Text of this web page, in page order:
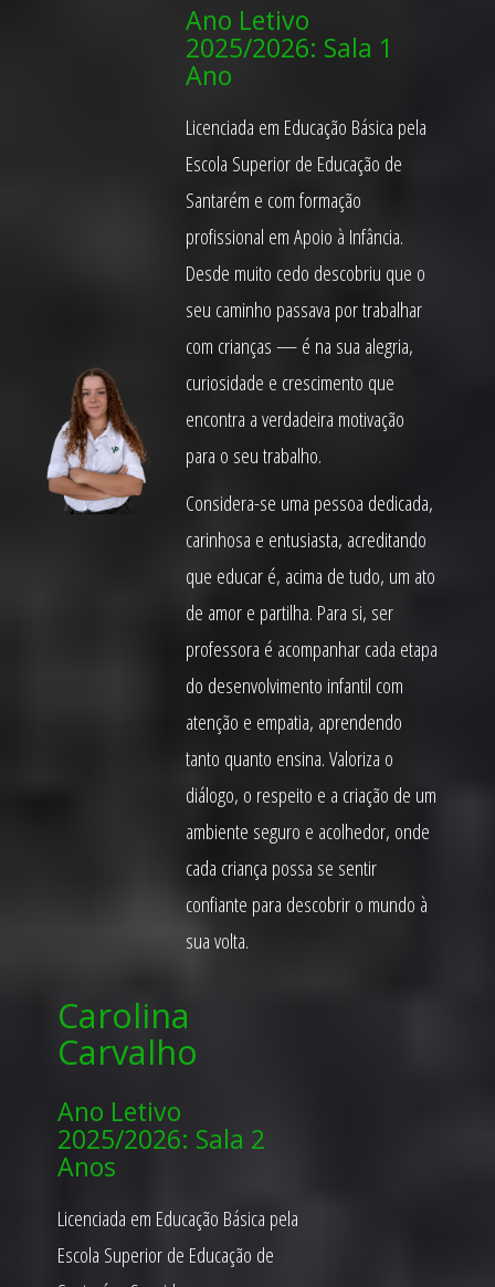
Ano Letivo
2025/2026: Sala 1
Ano
Licenciada em Educação Básica pela
Escola Superior de Educação de
Santarém e com formação
profissional em Apoio à Infância.
Desde muito cedo descobriu que o
seu caminho passava por trabalhar
com crianças — é na sua alegria,
curiosidade e crescimento que
encontra a verdadeira motivação
para o seu trabalho.
Considera-se uma pessoa dedicada,
carinhosa e entusiasta, acreditando
que educar é, acima de tudo, um ato
de amor e partilha. Para si, ser
professora é acompanhar cada etapa
do desenvolvimento infantil com
atenção e empatia, aprendendo
tanto quanto ensina. Valoriza o
diálogo, o respeito e a criação de um
ambiente seguro e acolhedor, onde
cada criança possa se sentir
confiante para descobrir o mundo à
sua volta.
Carolina
Carvalho
Ano Letivo
2025/2026: Sala 2
Anos
Licenciada em Educação Básica pela
Escola Superior de Educação de